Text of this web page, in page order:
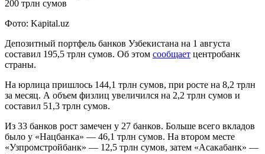
Фото: Kapital.uz
Депозитный портфель банков Узбекистана на 1 августа
составил 195,5 трлн сумов. Об этом сообщает центробанк
страны.
На юрлица пришлось 144,1 трлн сумов, при росте на 8,2 трлн
за месяц. А объем физлиц увеличился на 2,2 трлн сумов и
составил 51,3 трлн сумов.
Из 33 банков рост замечен у 27 банков. Больше всего вкладов
было у «Нацбанка» — 46,1 трлн сумов. На втором месте
«Узпромстройбанк» — 12,5 трлн сумов, затем «Асакабанк» —